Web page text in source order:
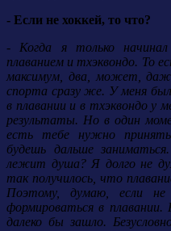
- Если не хоккей, то что?
- Когда я только
плаванием и тхэквондо. То
максимум, два, может,
спорта сразу же. У меня
в плавании и в тхэквондо у
результаты. Но в один
есть тебе нужно
будешь дальше
лежит душа? Я долго не
так получилось, что
Поэтому, думаю, если
формироваться в
далеко бы зашло.